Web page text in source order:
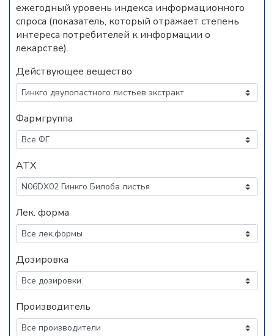
ежегодный уровень индекса информационного
спроса (показатель, который отражает степень
интереса потребителей к информации о
лекарстве).
Действующее вещество
Фармгруппа
АТХ
Лек. форма
Дозировка
Производитель